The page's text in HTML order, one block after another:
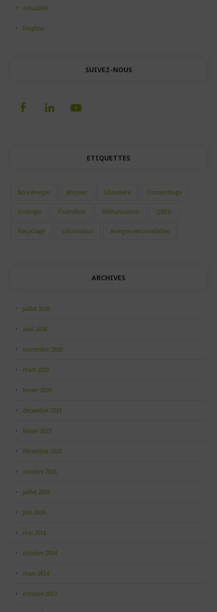
Actualités
Emplois
SUIVEZ-NOUS
ETIQUETTES
Bois énergie Broyeur Chaudière Compostage
Ecologie Fourniture Méthanisation QBEO
Recyclage Valorisation énergies renouvelables
ARCHIVES
juillet 2026
avril 2026
novembre 2020
mars 2020
février 2020
décembre 2019
février 2019
décembre 2018
octobre 2016
juillet 2016
juin 2016
mai 2016
octobre 2014
mars 2014
octobre 2013